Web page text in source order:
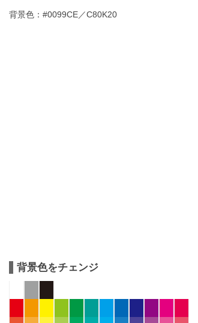
背景色：#0099CE／C80K20
背景色をチェンジ